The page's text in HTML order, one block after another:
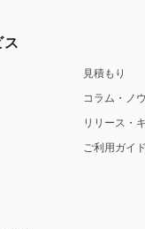
ス
見積もり
コラム・ノ
リリース・
ご利用ガイド